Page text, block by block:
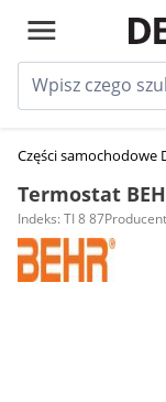
Części samochodowe
Termostat
Indeks: TI 8 87